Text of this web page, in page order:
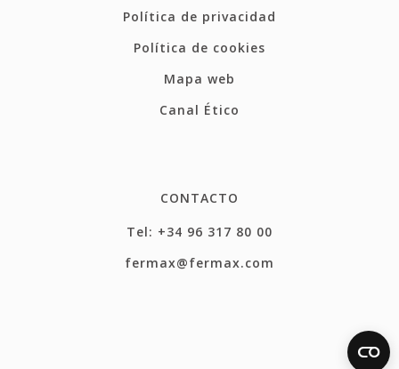
Política de privacidad
Política de cookies
Mapa web
Canal Ético
CONTACTO
Tel: +34 96 317 80 00
fermax@fermax.com